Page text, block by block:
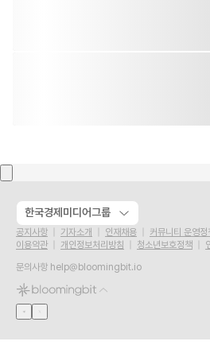
한국경제미디어그룹
공지사항 기자소개 인재채용
커뮤니티 운영정
이용약관
개인정보처리방침 청소년보호정책
문의사항 help@bloomingbit.io